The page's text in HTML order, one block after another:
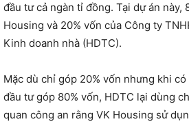
đầu tư cả ngàn tỉ đồng. Tại dự án này,
Housing và 20% vốn của Công ty
Kinh doanh nhà (HDTC).
Mặc dù chỉ góp 20% vốn nhưng khi
đầu tư góp 80% vốn, HDTC lại dùng
quan công an rằng VK Housing sử